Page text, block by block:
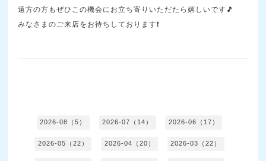
遠方の方もぜひこの機会にお立ち寄りいただたら嬉しいです🎵
みなさまのご来店をお待ちしております❗️
2026-08（5） 2026-07（14） 2026-06（17）
2026-05（22） 2026-04（20） 2026-03（22）